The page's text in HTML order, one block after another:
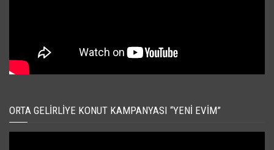
ORTA GELIRLIYE KONUT KAMPANYASI “YENI EVIM”